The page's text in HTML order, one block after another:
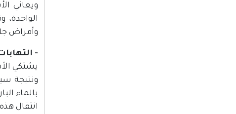
ويعاني
وأمراض
-
يشتكي
ونتيجة
بالماء
انتقال